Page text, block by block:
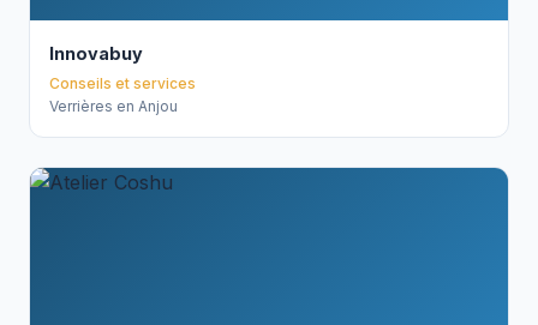
Innovabuy
Conseils et services
Verrières en Anjou